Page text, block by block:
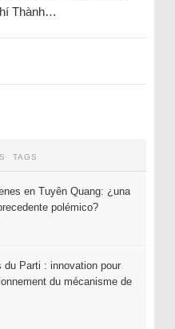
Thành…
TAGS
en Tuyên Quang: ¿una
polémico?
du Parti : innovation pour
du mécanisme de